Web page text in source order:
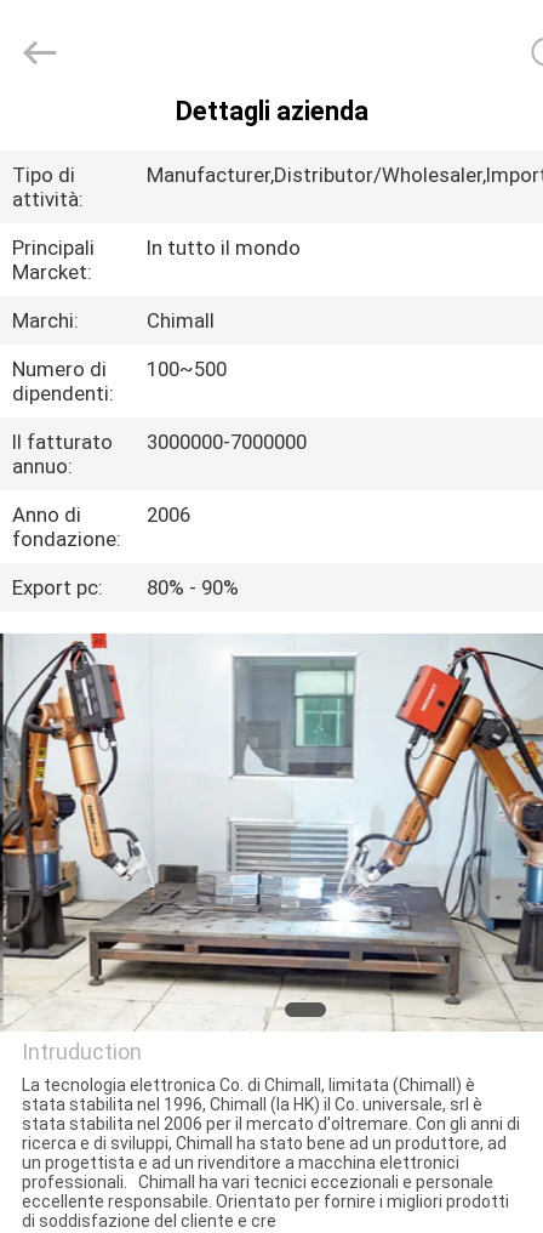
PRODOTTI
CIRCA
NOI
GIRO
DELLA
FABBRICA
DI
QUALITÀ
CONTATTICI
RICHIEDA
UNA
CITAZIONE
MAPPA
DEL
SITO
PRIVACY
POLICY
Technology
Dettagli azienda
Tipo di
attività:
Manufacturer,Distributor/
Principali
Marcket:
In tutto il mondo
Marchi:
Chimall
Numero di
dipendenti:
100~500
Il fatturato
annuo:
3000000-7000000
Anno di
fondazione:
2006
Export pc: 80% - 90%
Chimall Electronic Technology
Co., Limited
Intruduction
La tecnologia elettronica Co. di Chimall, limitata (Chimall) è
stata stabilita nel 1996, Chimall (la HK) il Co. universale, srl è
stata stabilita nel 2006 per il mercato d'oltremare. Con gli anni di
ricerca e di sviluppi, Chimall ha stato bene ad un produttore, ad
un progettista e ad un rivenditore a macchina elettronici
professionali. Chimall ha vari tecnici eccezionali e personale
eccellente responsabile. Orientato per fornire i migliori prodotti
di soddisfazione del cliente e cre